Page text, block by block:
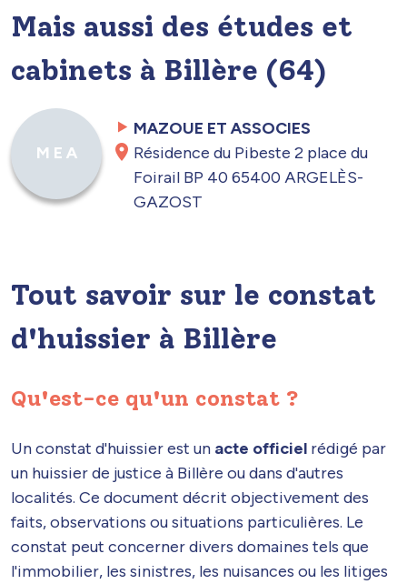
Mais aussi des études et
cabinets à Billère (64)
M E A
MAZOUE ET ASSOCIES
Résidence du Pibeste 2 place du
Foirail BP 40 65400 ARGELÈS-
GAZOST
Tout savoir sur le constat
d'huissier à Billère
Qu'est-ce qu'un constat ?
Un constat d'huissier est un acte officiel rédigé par
un huissier de justice à Billère ou dans d'autres
localités. Ce document décrit objectivement des
faits, observations ou situations particulières. Le
constat peut concerner divers domaines tels que
l'immobilier, les sinistres, les nuisances ou les litiges